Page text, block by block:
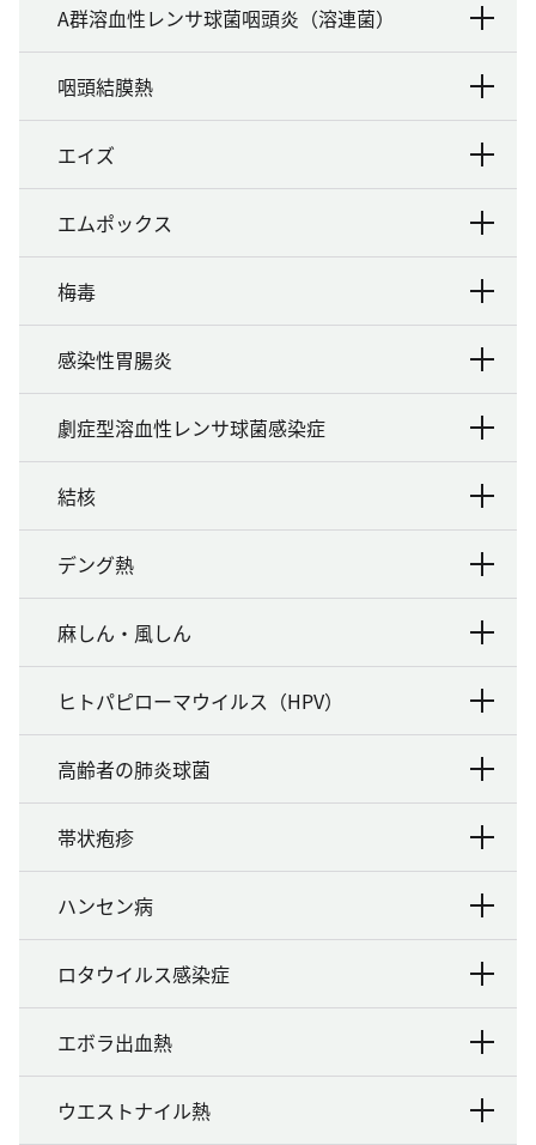
A群溶血性レンサ球菌咽頭炎（溶連菌）
咽頭結膜熱
エイズ
エムポックス
梅毒
感染性胃腸炎
劇症型溶血性レンサ球菌感染症
結核
デング熱
麻しん・風しん
ヒトパピローマウイルス（HPV）
高齢者の肺炎球菌
帯状疱疹
ハンセン病
ロタウイルス感染症
エボラ出血熱
ウエストナイル熱